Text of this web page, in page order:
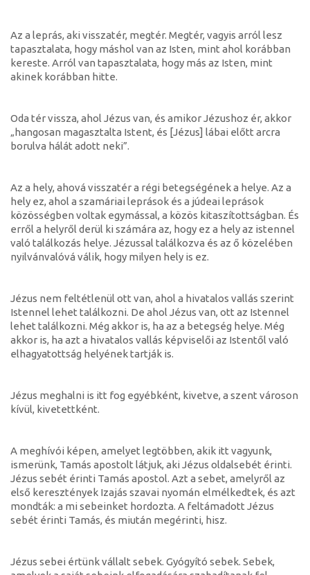
Az a leprás, aki visszatér, megtér. Megtér, vagyis arról lesz
tapasztalata, hogy máshol van az Isten, mint ahol korábban
kereste. Arról van tapasztalata, hogy más az Isten, mint
akinek korábban hitte.
Oda tér vissza, ahol Jézus van, és amikor Jézushoz ér, akkor
„hangosan magasztalta Istent, és [Jézus] lábai előtt arcra
borulva hálát adott neki”.
Az a hely, ahová visszatér a régi betegségének a helye. Az a
hely ez, ahol a szamáriai leprások és a júdeai leprások
közösségben voltak egymással, a közös kitaszítottságban. És
erről a helyről derül ki számára az, hogy ez a hely az istennel
való találkozás helye. Jézussal találkozva és az ő közelében
nyilvánvalóvá válik, hogy milyen hely is ez.
Jézus nem feltétlenül ott van, ahol a hivatalos vallás szerint
Istennel lehet találkozni. De ahol Jézus van, ott az Istennel
lehet találkozni. Még akkor is, ha az a betegség helye. Még
akkor is, ha azt a hivatalos vallás képviselői az Istentől való
elhagyatottság helyének tartják is.
Jézus meghalni is itt fog egyébként, kivetve, a szent városon
kívül, kivetettként.
A meghívói képen, amelyet legtöbben, akik itt vagyunk,
ismerünk, Tamás apostolt látjuk, aki Jézus oldalsebét érinti.
Jézus sebét érinti Tamás apostol. Azt a sebet, amelyről az
első keresztények Izajás szavai nyomán elmélkedtek, és azt
mondták: a mi sebeinket hordozta. A feltámadott Jézus
sebét érinti Tamás, és miután megérinti, hisz.
Jézus sebei értünk vállalt sebek. Gyógyító sebek. Sebek,